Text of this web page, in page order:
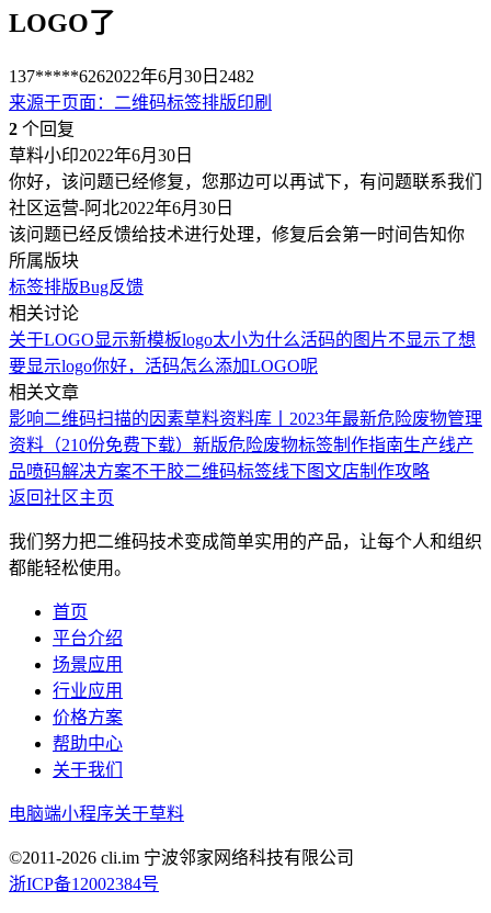
LOGO了
137*****6262022年6月30日 2482
来源于页面 ： 二维码标签排版印刷
2 个回复
草料小印2022年6月30日
你好，该问题已经修复，您那边可以再试下，有问题联系我们
社区运营-阿北2022年6月30日
该问题已经反馈给技术进行处理，修复后会第一时间告知你
所属版块
标签排版Bug反馈
相关讨论
关于LOGO显示新模板logo太小为什么活码的图片不显示了想
要显示logo你好，活码怎么添加LOGO呢
相关文章
影响二维码扫描的因素草料资料库丨2023年最新危险废物管理
资料（210份免费下载） 新版危险废物标签制作指南生产线产
品喷码解决方案不干胶二维码标签线下图文店制作攻略
返回社区主页
我们努力把二维码技术变成简单实用的产品，让每个人和组织
都能轻松使用。
首页
平台介绍
场景应用
行业应用
价格方案
帮助中心
关于我们
电脑端小程序关于草料
©2011-2026 cli.im 宁波邻家网络科技有限公司
浙ICP备12002384号